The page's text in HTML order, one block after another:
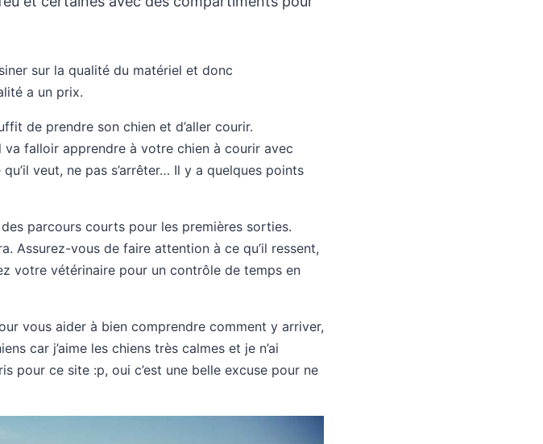
sur la qualité du matériel et donc
a un prix.
de prendre son chien et d’aller courir.
va falloir apprendre à votre chien à courir avec
veut, ne pas s’arrêter… Il y a quelques points
parcours courts pour les premières sorties.
Assurez-vous de faire attention à ce qu’il ressent,
votre vétérinaire pour un contrôle de temps en
vous aider à bien comprendre comment y arriver,
car j’aime les chiens très calmes et je n’ai
pour ce site :p, oui c’est une belle excuse pour ne